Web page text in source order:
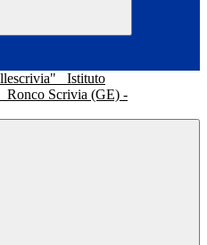
Istituto
Ronco Scrivia (GE) -